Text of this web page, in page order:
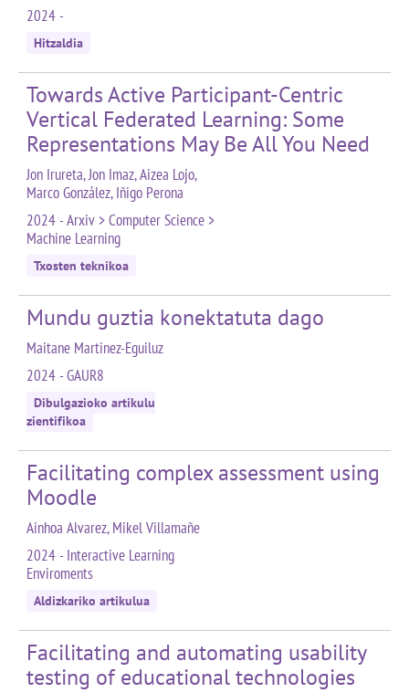
2024 -
Hitzaldia
Towards Active Participant-Centric
Vertical Federated Learning: Some
Representations May Be All You Need
Jon Irureta, Jon Imaz, Aizea Lojo,
Marco González, Iñigo Perona
2024 - Arxiv > Computer Science >
Machine Learning
Txosten teknikoa
Mundu guztia konektatuta dago
Maitane Martinez-Eguiluz
2024 - GAUR8
Dibulgazioko artikulu
zientifikoa
Facilitating complex assessment using
Moodle
Ainhoa Alvarez, Mikel Villamañe
2024 - Interactive Learning
Enviroments
Aldizkariko artikulua
Facilitating and automating usability
testing of educational technologies